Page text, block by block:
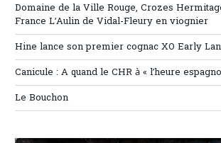
Domaine de la Ville Rouge, Crozes
France L’Aulin de Vidal-Fleury en viognier
Hine lance son premier cognac XO Early
Canicule : A quand le CHR à « l’heure
Le Bouchon